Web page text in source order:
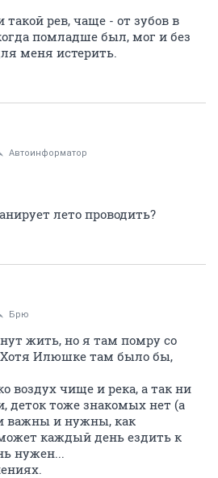
рев, чаще - от зубов в
помладше был, мог и без
меня истерить.
Автоинформатор
лето проводить?
Брю
жить, но я там помру со
Хотя Илюшке там было бы,
воздух чище и река, а так ни
деток тоже знакомых нет (а
важны и нужны, как
каждый день ездить к
нужен...